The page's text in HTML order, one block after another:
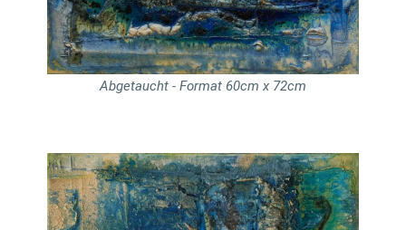
Abgetaucht - Format 60cm x 72cm